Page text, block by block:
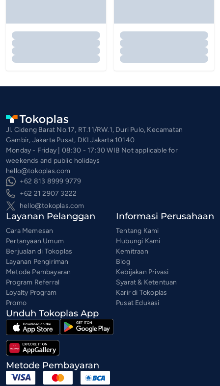
Jl. Cideng Barat No.17, RT.11/RW.1, Duri Pulo, Kecamatan
Gambir, Jakarta Pusat, DKI Jakarta 10140
Monday - Friday | 08:30 - 17:30 WIB Not applicable for
weekends and public holidays
hello@tokoplas.com
+62 813 8999 9779
+62 21 2907 3222
hello@tokoplas.com
Layanan Pelanggan
Cara Memesan
Pertanyaan Umum
Berjualan di Tokoplas
Layanan Pengiriman
Metode Pembayaran
Program Referral
Loyalty Program
Promo
Informasi Perusahaan
Tentang Kami
Hubungi Kami
Kemitraan
Blog
Kebijakan Privasi
Syarat & Ketentuan
Karir di Tokoplas
Pusat Edukasi
Unduh Tokoplas App
Metode Pembayaran